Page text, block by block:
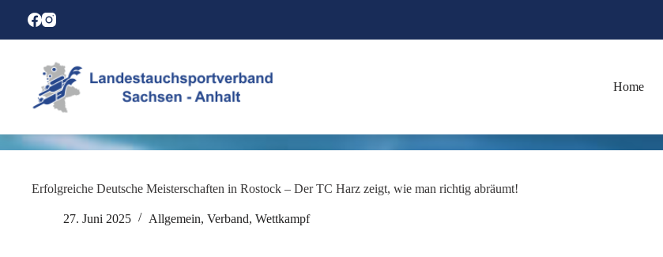
Home
Erfolgreiche Deutsche Meisterschaften in Rostock – Der TC Harz zeigt, wie man richtig abräumt!
27. Juni 2025 Allgemein, Verband, Wettkampf